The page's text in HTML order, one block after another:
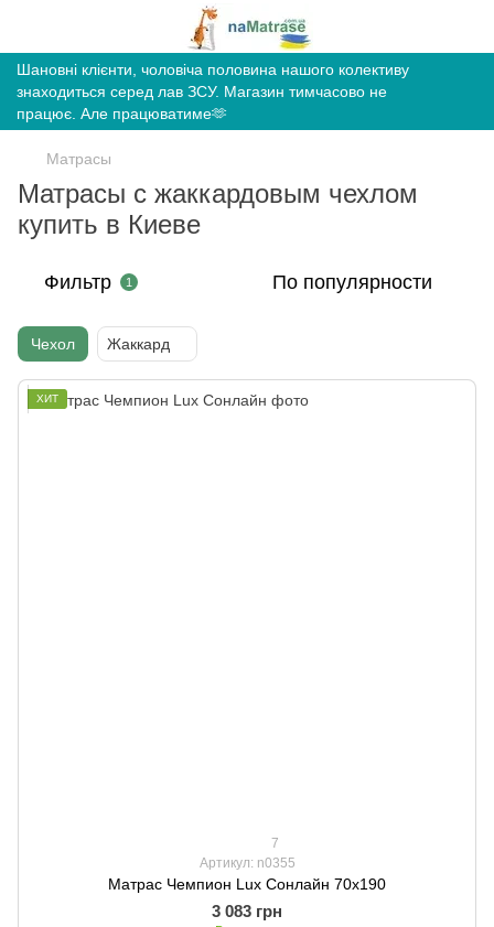
Шановні клієнти, чоловіча половина нашого колективу
знаходиться серед лав ЗСУ. Магазин тимчасово не
працює. Але працюватиме🫶
Матрасы
Матрасы с жаккардовым чехлом
купить в Киеве
Фильтр 1 По популярности
Чехол Жаккард
ХИТ
7
Артикул: n0355
Матрас Чемпион Lux Сонлайн 70х190
3 083 грн